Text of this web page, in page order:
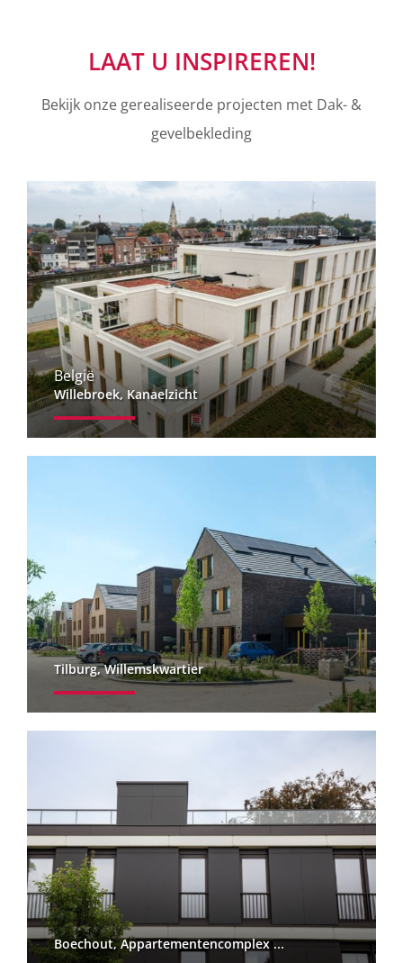
LAAT U INSPIREREN!
Bekijk onze gerealiseerde projecten met Dak- &
gevelbekleding
België
Willebroek, Kanaelzicht
Tilburg, Willemskwartier
Boechout, Appartementencomplex ...